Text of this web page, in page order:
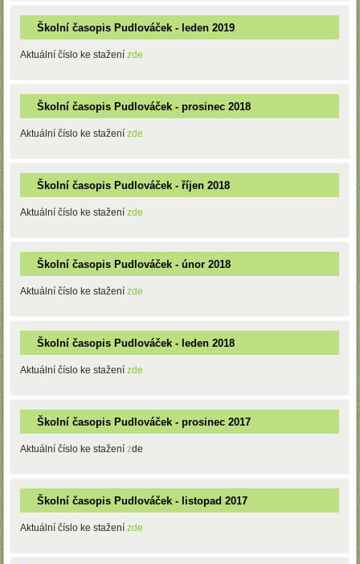
Školní časopis Pudlováček - leden 2019
Aktuální číslo ke staženízde
Školní časopis Pudlováček - prosinec 2018
Aktuální číslo ke staženízde
Školní časopis Pudlováček - říjen 2018
Aktuální číslo ke staženízde
Školní časopis Pudlováček - únor 2018
Aktuální číslo ke staženízde
Školní časopis Pudlováček - leden 2018
Aktuální číslo ke staženízde
Školní časopis Pudlováček - prosinec 2017
Aktuální číslo ke staženízde
Školní časopis Pudlováček - listopad 2017
Aktuální číslo ke staženízde